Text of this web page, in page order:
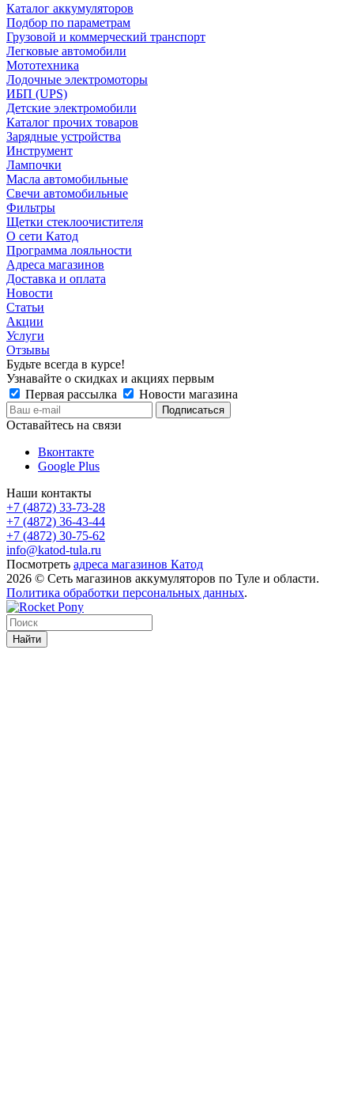
Каталог аккумуляторов
Подбор по параметрам
Грузовой и коммерческий транспорт
Легковые автомобили
Мототехника
Лодочные электромоторы
ИБП (UPS)
Детские электромобили
Каталог прочих товаров
Зарядные устройства
Инструмент
Лампочки
Масла автомобильные
Свечи автомобильные
Фильтры
Щетки стеклоочистителя
О сети Катод
Программа лояльности
Адреса магазинов
Доставка и оплата
Новости
Статьи
Акции
Услуги
Отзывы
Будьте всегда в курсе!
Узнавайте о скидках и акциях первым
Первая рассылка
Новости магазина
Оставайтесь на связи
Вконтакте
Google Plus
Наши контакты
+7 (4872) 33-73-28
+7 (4872) 36-43-44
+7 (4872) 30-75-62
info@katod-tula.ru
Посмотреть адреса магазинов Катод
2026 © Сеть магазинов аккумуляторов по Туле и области.
Политика обработки персональных данных.
Найти